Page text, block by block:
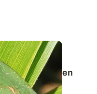
les trois
fréquentes en